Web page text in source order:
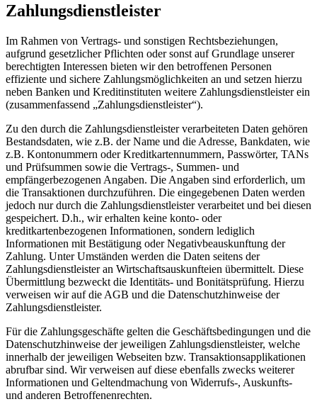
Zahlungsdienstleister
Im Rahmen von Vertrags- und sonstigen Rechtsbeziehungen,
aufgrund gesetzlicher Pflichten oder sonst auf Grundlage unserer
berechtigten Interessen bieten wir den betroffenen Personen
effiziente und sichere Zahlungsmöglichkeiten an und setzen hierzu
neben Banken und Kreditinstituten weitere Zahlungsdienstleister ein
(zusammenfassend „Zahlungsdienstleister“).
Zu den durch die Zahlungsdienstleister verarbeiteten Daten gehören
Bestandsdaten, wie z.B. der Name und die Adresse, Bankdaten, wie
z.B. Kontonummern oder Kreditkartennummern, Passwörter, TANs
und Prüfsummen sowie die Vertrags-, Summen- und
empfängerbezogenen Angaben. Die Angaben sind erforderlich, um
die Transaktionen durchzuführen. Die eingegebenen Daten werden
jedoch nur durch die Zahlungsdienstleister verarbeitet und bei diesen
gespeichert. D.h., wir erhalten keine konto- oder
kreditkartenbezogenen Informationen, sondern lediglich
Informationen mit Bestätigung oder Negativbeauskunftung der
Zahlung. Unter Umständen werden die Daten seitens der
Zahlungsdienstleister an Wirtschaftsauskunfteien übermittelt. Diese
Übermittlung bezweckt die Identitäts- und Bonitätsprüfung. Hierzu
verweisen wir auf die AGB und die Datenschutzhinweise der
Zahlungsdienstleister.
Für die Zahlungsgeschäfte gelten die Geschäftsbedingungen und die
Datenschutzhinweise der jeweiligen Zahlungsdienstleister, welche
innerhalb der jeweiligen Webseiten bzw. Transaktionsapplikationen
abrufbar sind. Wir verweisen auf diese ebenfalls zwecks weiterer
Informationen und Geltendmachung von Widerrufs-, Auskunfts-
und anderen Betroffenenrechten.